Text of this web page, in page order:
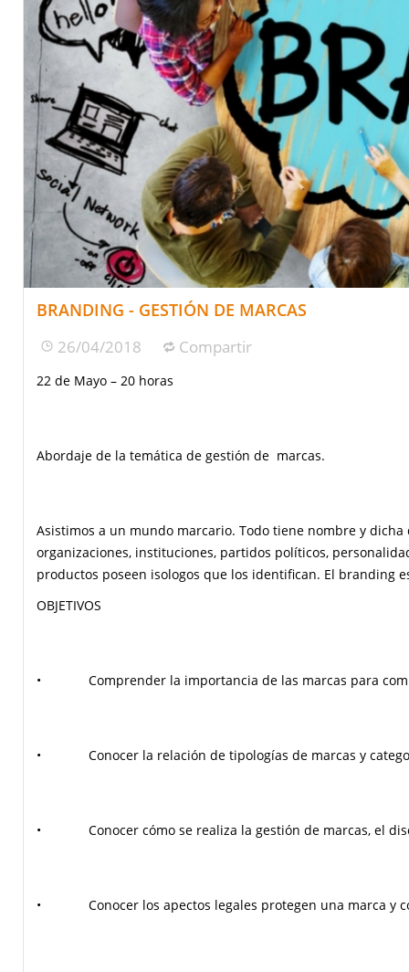
BRANDING - GESTIÓN DE MARCAS
26/04/2018 Compartir
22 de Mayo – 20 horas
Abordaje de la temática de gestión de marcas.
Asistimos a un mundo marcario. Todo tiene nombre y
organizaciones, instituciones, partidos políticos,
productos poseen isologos que los identifican. El branding
OBJETIVOS
• Comprender la importancia de las marcas para
• Conocer la relación de tipologías de marcas y
• Conocer cómo se realiza la gestión de marcas, el
• Conocer los apectos legales protegen una marca y